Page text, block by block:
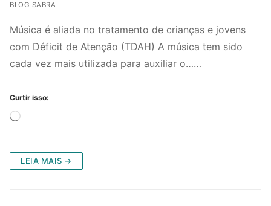
BLOG SABRA
Música é aliada no tratamento de crianças e jovens
com Déficit de Atenção (TDAH) A música tem sido
cada vez mais utilizada para auxiliar o……
Curtir isso:
Carregando...
LEIA MAIS →